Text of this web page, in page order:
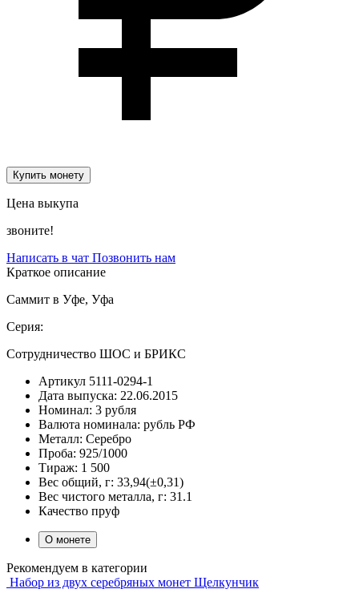
Купить монету
Цена выкупа
звоните!
Написать в чат Позвонить нам
Краткое описание
Саммит в Уфе, Уфа
Серия:
Сотрудничество ШОС и БРИКС
Артикул 5111-0294-1
Дата выпуска: 22.06.2015
Номинал: 3 рубля
Валюта номинала: рубль РФ
Металл: Серебро
Проба: 925/1000
Тираж: 1 500
Вес общий, г: 33,94(±0,31)
Вес чистого металла, г: 31.1
Качество пруф
О монете
Рекомендуем в категории
Набор из двух серебряных монет Щелкунчик